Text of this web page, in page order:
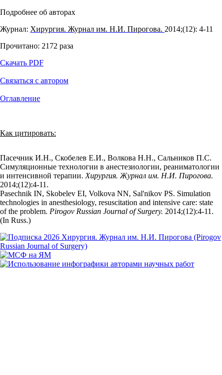
Подробнее об авторах
Журнал: Хирургия. Журнал им. Н.И. Пирогова. 2014;(12): 4‑11
Прочитано: 2172 раза
Скачать PDF
Связаться с автором
Оглавление
Как цитировать:
Пасечник И.Н., Скобелев Е.И., Волкова Н.Н., Сальников П.С.
Симуляционные технологии в анестезиологии, реаниматологии
и интенсивной терапии. Хирургия. Журнал им. Н.И. Пирогова.
2014;(12):4‑11.
Pasechnik IN, Skobelev EI, Volkova NN, Sal'nikov PS. Simulation
technologies in anesthesiology, resuscitation and intensive care: state
of the problem. Pirogov Russian Journal of Surgery. 2014;(12):4‑11.
(In Russ.)